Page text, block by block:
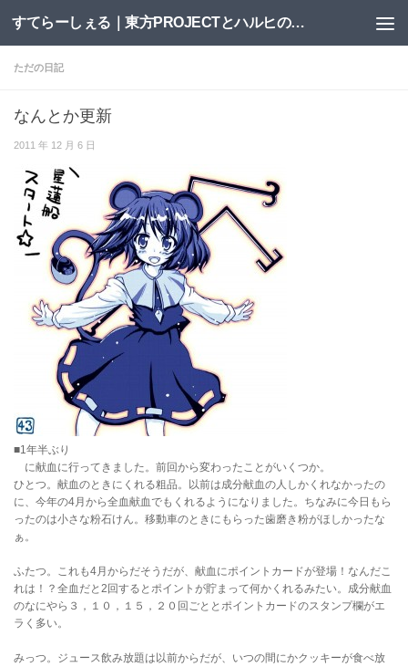
コンテンツへスキップ すてらーしぇる｜東方PROJECTとハルヒの二次創作サイト
ただの日記
なんとか更新
2011 年 12 月 6 日
■1年半ぶり
に献血に行ってきました。前回から変わったことがいくつか。
ひとつ。献血のときにくれる粗品。以前は成分献血の人しかくれなかったの
に、今年の4月から全血献血でもくれるようになりました。ちなみに今日もら
ったのは小さな粉石けん。移動車のときにもらった歯磨き粉がほしかったな
ぁ。
ふたつ。これも4月からだそうだが、献血にポイントカードが登場！なんだこ
れは！？全血だと2回するとポイントが貯まって何かくれるみたい。成分献血
のなにやら３，１０，１５，２０回ごととポイントカードのスタンプ欄がエ
ラく多い。
みっつ。ジュース飲み放題は以前からだが、いつの間にかクッキーが食べ放